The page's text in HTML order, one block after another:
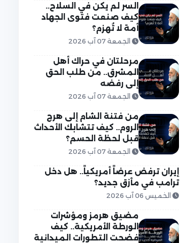
السر لم يكن في السلاح..
كيف صنعت فتوى الجهاد
أمة لا تُهزم؟
الجمعة 07 آب 2026
مرحلتان في حراك أهل
المشرق.. من طلب الحق
إلى رفضه
الجمعة 07 آب 2026
من فتنة الشام إلى هرج
الروم.. كيف تتشابك الأحداث
قبل لحظة الحسم؟
الجمعة 07 آب 2026
إيران ترفض عرضاً أمريكياً.. هل دخل
ترامب في مأزق جديد؟
الخميس 06 آب 2026
مضيق هرمز ومؤشرات
الورطة الأمريكية.. كيف
فضحت التطورات الميدانية